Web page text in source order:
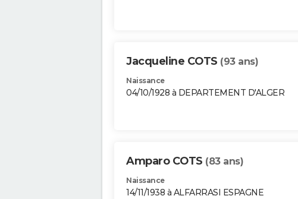
Jacqueline COTS (93 ans)
Naissance
04/10/1928 à DEPARTEMENT D'ALGER
Amparo COTS (83 ans)
Naissance
14/11/1938 à ALFARRASI ESPAGNE